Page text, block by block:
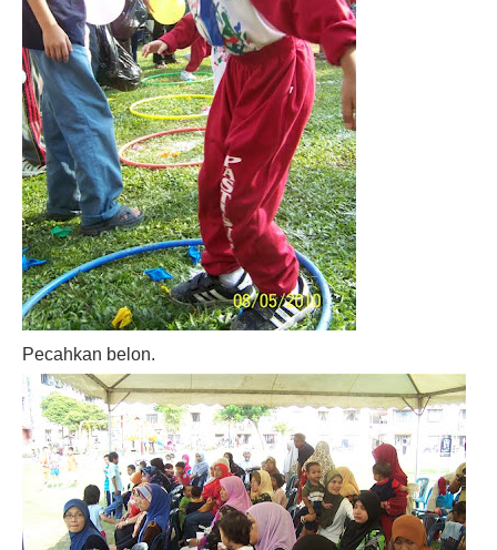
Pecahkan belon.